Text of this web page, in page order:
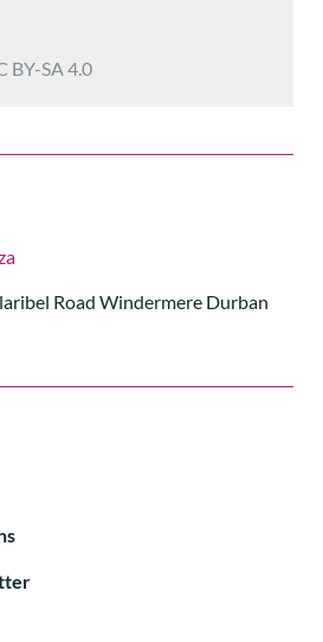
BY-SA 4.0
Road Windermere Durban